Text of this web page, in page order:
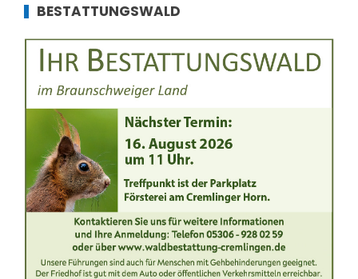
BESTATTUNGSWALD